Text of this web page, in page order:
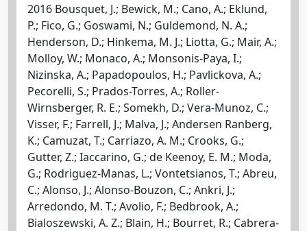
2016 Bousquet, J.; Bewick, M.; Cano, A.; Eklund,
P.; Fico, G.; Goswami, N.; Guldemond, N. A.;
Henderson, D.; Hinkema, M. J.; Liotta, G.; Mair, A.;
Molloy, W.; Monaco, A.; Monsonis-Paya, I.;
Nizinska, A.; Papadopoulos, H.; Pavlickova, A.;
Pecorelli, S.; Prados-Torres, A.; Roller-
Wirnsberger, R. E.; Somekh, D.; Vera-Munoz, C.;
Visser, F.; Farrell, J.; Malva, J.; Andersen Ranberg,
K.; Camuzat, T.; Carriazo, A. M.; Crooks, G.;
Gutter, Z.; Iaccarino, G.; de Keenoy, E. M.; Moda,
G.; Rodriguez-Manas, L.; Vontetsianos, T.; Abreu,
C.; Alonso, J.; Alonso-Bouzon, C.; Ankri, J.;
Arredondo, M. T.; Avolio, F.; Bedbrook, A.;
Bialoszewski, A. Z.; Blain, H.; Bourret, R.; Cabrera-